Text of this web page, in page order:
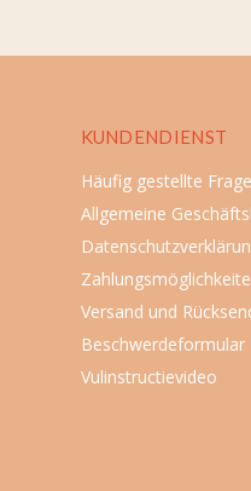
KUNDENDIENST
Häufig gestellte
Allgemeine
Versand und
Beschwerdeformular
Vulinstructievideo